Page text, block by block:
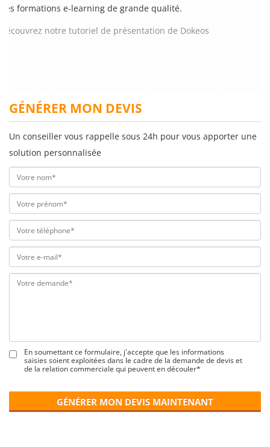
des formations e-learning de grande qualité.
Découvrez notre tutoriel de présentation de Dokeos
GÉNÉRER MON DEVIS
Un conseiller vous rappelle sous 24h pour vous apporter une
solution personnalisée
En soumettant ce formulaire, j'accepte que les informations
saisies soient exploitées dans le cadre de la demande de devis et
de la relation commerciale qui peuvent en découler*
GÉNÉRER MON DEVIS MAINTENANT